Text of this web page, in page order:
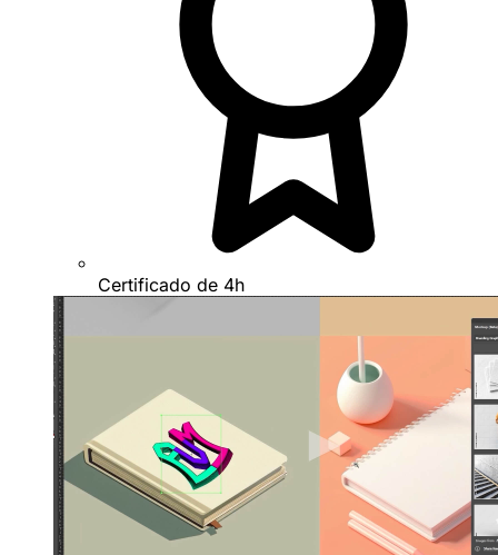
Certificado de 4h